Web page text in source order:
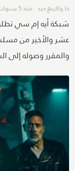
ذا واكينغ ديد·منذ 5 سنوات
شبكة أيه إم سي
والمقرر وصوله